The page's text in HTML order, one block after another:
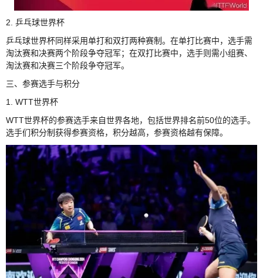
2. 乒乓球世界杯
乒乓球世界杯同样采用单打和双打两种赛制。在单打比赛中，选手需
淘汰赛和决赛两个阶段争夺冠军；在双打比赛中，选手则需小组赛、
淘汰赛和决赛三个阶段争夺冠军。
三、参赛选手与积分
1. WTT世界杯
WTT世界杯的参赛选手来自世界各地，包括世界排名前50位的选手。
选手们积分制获得参赛资格，积分越高，参赛资格越有保障。